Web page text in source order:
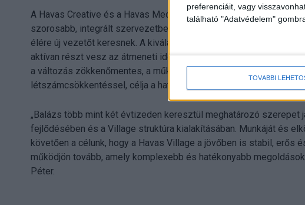
preferenciáit, vagy
található "Adatvédelem"
TOVÁBBI
A Havas Creative és a Havas Media továbbra is önálló márkaként
szorosabb, integrált szervezetben. Az új struktúrában a média
élére új vezetőt keresnek. A kiválasztási folyamat már
aktívan részt vesz az átmeneti időszak támogatásában annak
a változás zökkenőmentes, a működés pedig zavartalan maradjon.
létszámcsökkentéssel, célja a hatékonyabb együttműködés és a
„Balázs több mint két évtizeden keresztül meghatározó szerepet
fejlődésében és a Village struktúra kialakításában. Munkáját és
követően a célunk, hogy a Havas Village a jövőben is stabil, erős
működjön tovább, amely komplexebb és hatékonyabb
Péter.